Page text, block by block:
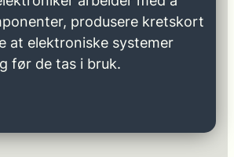
produsere kretskort
at elektroniske systemer
før de tas i bruk.